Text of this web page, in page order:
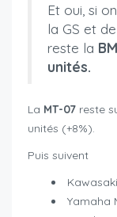
Et oui, si
la GS et
reste la
unités.
La MT-07 reste
unités (+8%).
Puis suivent
Yamaha